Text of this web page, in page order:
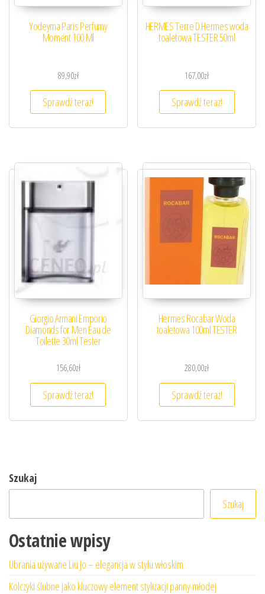
Yodeyma Paris Perfumy
Moment 100 Ml
89,90zł
Sprawdź teraz!
HERMES Terre D Hermes woda
toaletowa TESTER 50ml
167,00zł
Sprawdź teraz!
Giorgio Armani Emporio
Diamonds for Men Eau de
Toilette 30ml Tester
156,60zł
Sprawdź teraz!
Hermes Rocabar Woda
toaletowa 100ml TESTER
280,00zł
Sprawdź teraz!
Szukaj
Szukaj
Ostatnie wpisy
Ubrania używane Liu Jo – elegancja w stylu włoskim
Kolczyki ślubne jako kluczowy element stylizacji panny młodej